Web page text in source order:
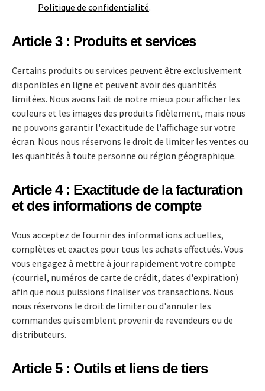
Politique de confidentialité.
Article 3 : Produits et services
Certains produits ou services peuvent être exclusivement
disponibles en ligne et peuvent avoir des quantités
limitées. Nous avons fait de notre mieux pour afficher les
couleurs et les images des produits fidèlement, mais nous
ne pouvons garantir l'exactitude de l'affichage sur votre
écran. Nous nous réservons le droit de limiter les ventes ou
les quantités à toute personne ou région géographique.
Article 4 : Exactitude de la facturation
et des informations de compte
Vous acceptez de fournir des informations actuelles,
complètes et exactes pour tous les achats effectués. Vous
vous engagez à mettre à jour rapidement votre compte
(courriel, numéros de carte de crédit, dates d'expiration)
afin que nous puissions finaliser vos transactions. Nous
nous réservons le droit de limiter ou d'annuler les
commandes qui semblent provenir de revendeurs ou de
distributeurs.
Article 5 : Outils et liens de tiers